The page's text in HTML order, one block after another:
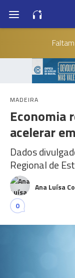
Faltam
MADEIRA
Economia
acelerar
Dados
Regional de
Ana Luísa
0